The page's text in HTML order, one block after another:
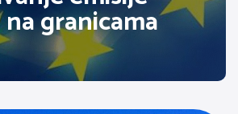
granicama